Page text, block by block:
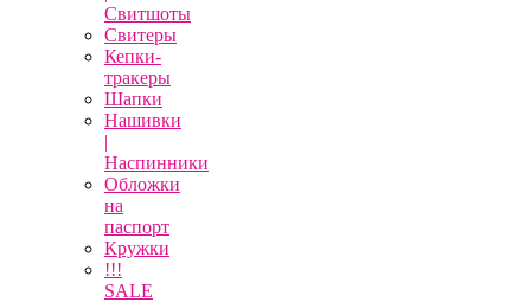
Свитшоты
Свитеры
Кепки-
тракеры
Шапки
Нашивки
|
Наспинники
Обложки
на
паспорт
Кружки
!!!
SALE